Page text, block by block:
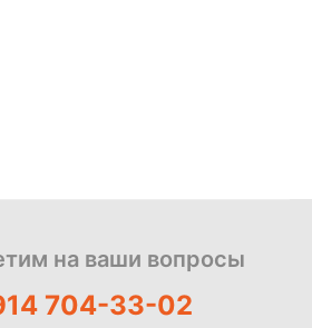
на ваши вопросы
704-33-02
данных